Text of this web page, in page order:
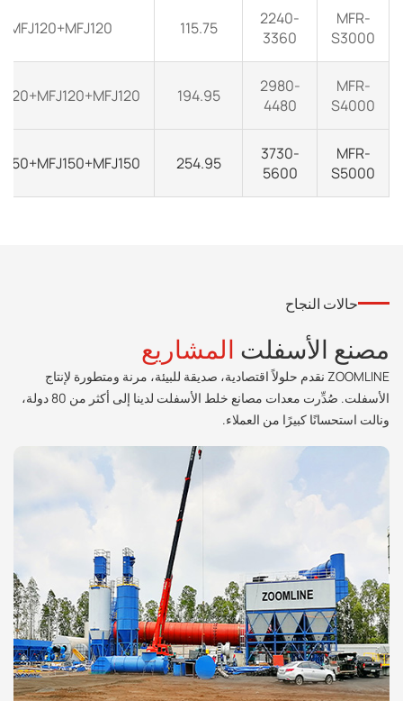
MFR-
S3000
2240-
3360
115.75
MFJ120+MFJ120
MFR-
S4000
2980-
4480
194.95
MFR-
S5000
3730-
5600
254.95
حالات النجاح
مصنع الأسفلت المشاريع
ZOOMLINE نقدم حلولاً اقتصادية، صديقة للبيئة، مرنة ومتطورة لإنتاج
الأسفلت. صُدِّرت معدات مصانع خلط الأسفلت لدينا إلى أكثر من 80 دولة،
ونالت استحسانًا كبيرًا من العملاء.